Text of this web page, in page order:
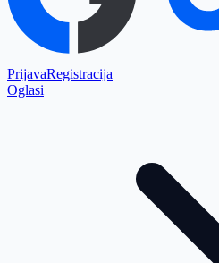
PrijavaRegistracija
Oglasi